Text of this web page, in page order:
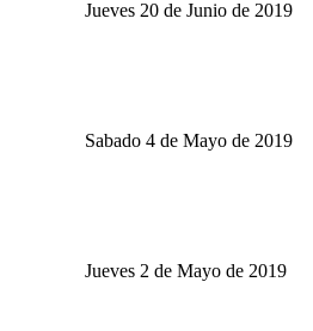
Jueves 20 de Junio de 2019
Sabado 4 de Mayo de 2019
Jueves 2 de Mayo de 2019